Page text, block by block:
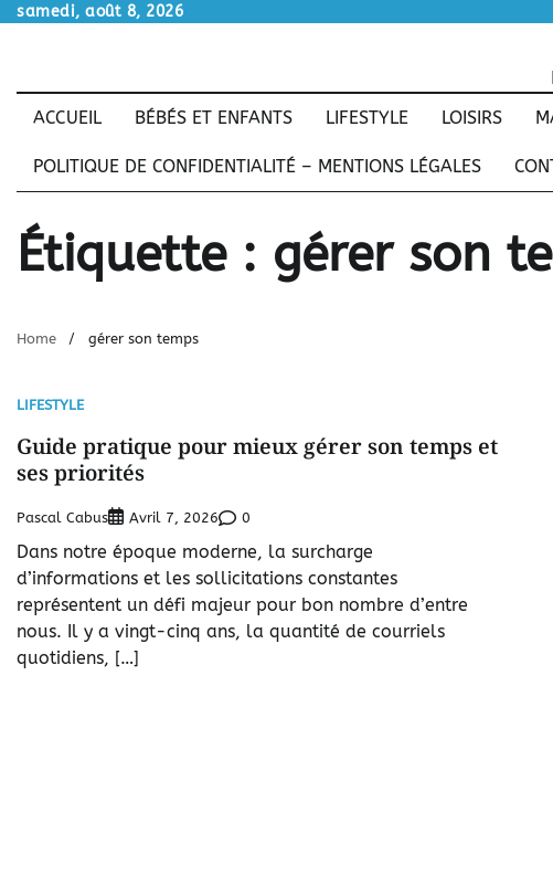
Skipsamedi, août 8, 2026
ACCUEIL
BÉBÉS ET ENFANTS LIFESTYLE LOISIRS
POLITIQUE DE CONFIDENTIALITÉ – MENTIONS LÉGALES
Étiquette : gérer son
Home gérer son temps
LIFESTYLE
Guide pratique pour mieux gérer son temps et
ses priorités
Pascal Cabus Avril 7, 2026 0
Dans notre époque moderne, la surcharge
d’informations et les sollicitations constantes
représentent un défi majeur pour bon nombre d’entre
nous. Il y a vingt-cinq ans, la quantité de courriels
quotidiens, […]